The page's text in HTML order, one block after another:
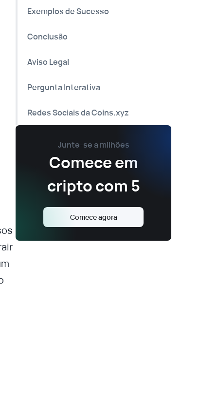
Exemplos de Sucesso
Conclusão
Aviso Legal
Pergunta Interativa
Redes Sociais da Coins.xyz
Junte-se a milhões
Comece em
cripto com 5
Comece agora